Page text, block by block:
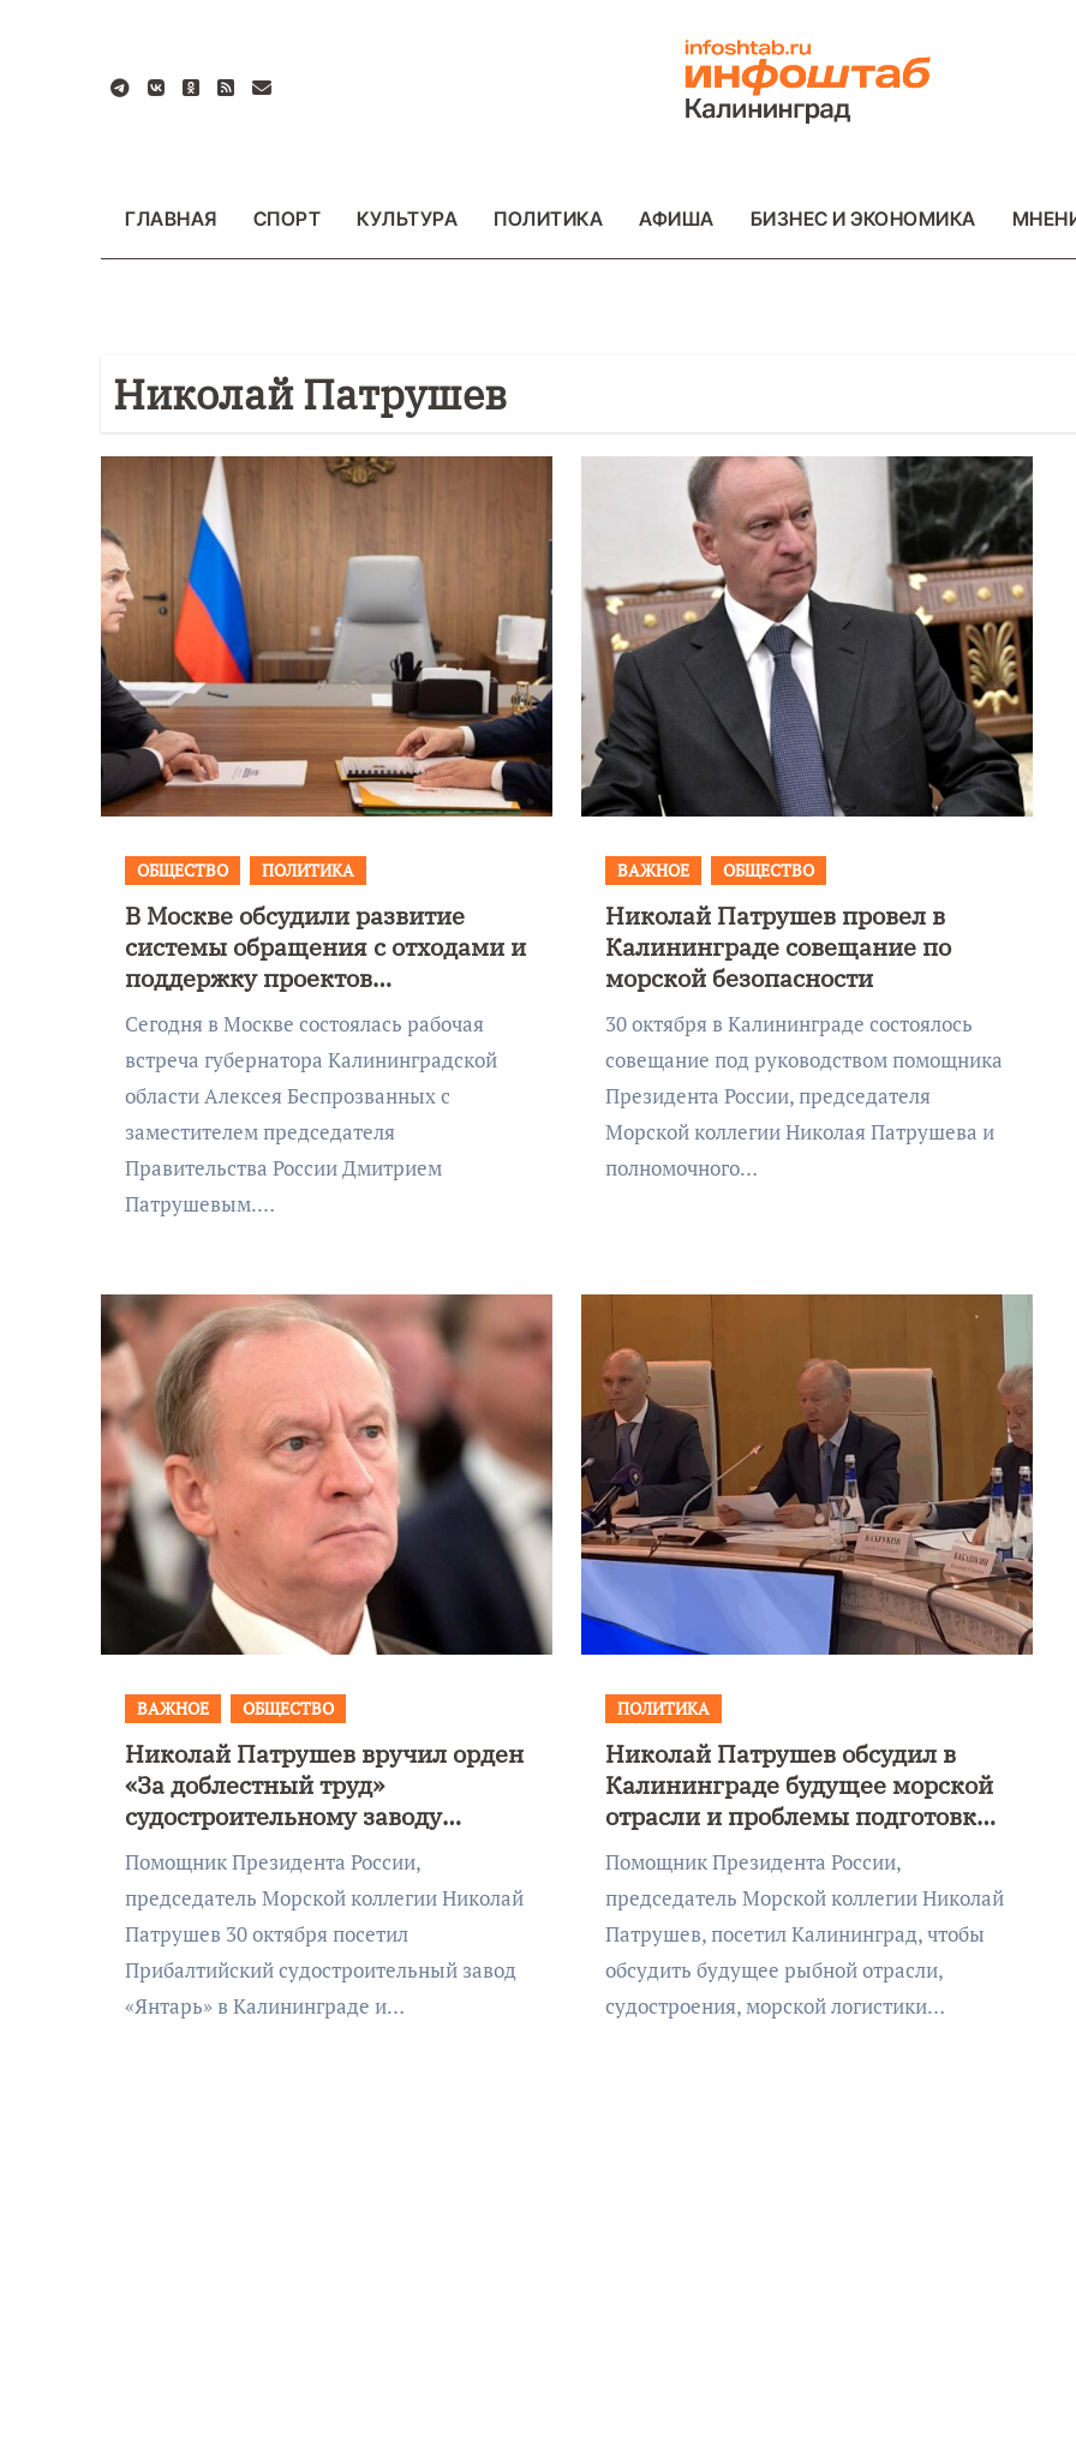
содержанию
ГЛАВНАЯ СПОРТ КУЛЬТУРА ПОЛИТИКА АФИША БИЗНЕС И ЭКОНОМИКА
Николай Патрушев
ОБЩЕСТВО ПОЛИТИКА
В Москве обсудили развитие
системы обращения с отходами и
поддержку проектов
Калининградской области
Сегодня в Москве состоялась рабочая
встреча губернатора Калининградской
области Алексея Беспрозванных с
заместителем председателя
Правительства России Дмитрием
Патрушевым.…
ВАЖНОЕ ОБЩЕСТВО
Николай Патрушев провел в
Калининграде совещание по
морской безопасности
30 октября в Калининграде состоялось
совещание под руководством помощника
Президента России, председателя
Морской коллегии Николая Патрушева и
полномочного…
ВАЖНОЕ ОБЩЕСТВО
Николай Патрушев вручил орден
«За доблестный труд»
судостроительному заводу
«Янтарь» в Калининграде
Помощник Президента России,
председатель Морской коллегии Николай
Патрушев 30 октября посетил
Прибалтийский судостроительный завод
«Янтарь» в Калининграде и…
ПОЛИТИКА
Николай Патрушев обсудил в
Калининграде будущее морской
отрасли и проблемы подготовки
морских кадров
Помощник Президента России,
председатель Морской коллегии Николай
Патрушев, посетил Калининград, чтобы
обсудить будущее рыбной отрасли,
судостроения, морской логистики…
ФОТО
Уникальное
северное сияние
запечатлели над
Балтикой
ВАЖНОЕ ОБЩЕСТВО ФОТО
Фотокадры, как
Калининград
завалило после
снежного бурана
АФИША КУЛЬТУРА ОБЩЕСТВО
Николай Патрушев
поддержал проведение в
Калининграде морского
фестиваля «Открытое море»
АФИША КУЛЬТУРА ОБЩЕСТВО
Организаторы фестиваля
«Открытое море» объявили
даты его проведения!